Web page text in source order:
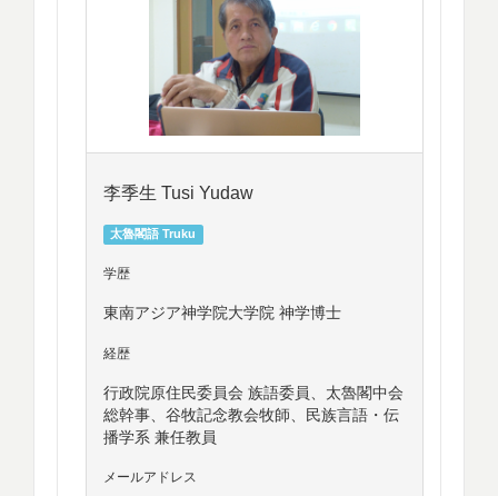
李季生 Tusi Yudaw
太魯閣語 Truku
学歴
東南アジア神学院大学院 神学博士
経歴
行政院原住民委員会 族語委員、太魯閣中会
総幹事、谷牧記念教会牧師、民族言語・伝
播学系 兼任教員
メールアドレス